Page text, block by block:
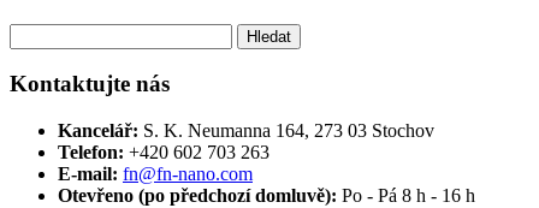
Kontaktujte nás
Kancelář: S. K. Neumanna 164, 273 03 Stochov
Telefon: +420 ‭602 703 263‬
E-mail: fn@fn-nano.com
Otevřeno (po předchozí domluvě): Po - Pá 8 h - 16 h